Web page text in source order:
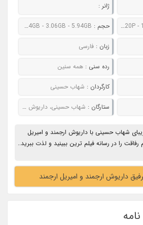
ژانر :
480P - حجم : 521MB - 809MB - 1.24GB - 3.06GB - 5.94GB
زبان : فارسی
رده سنی : همه سنین
کارگردان : شهاب حسینی
ستارگان : شهاب حسینی، داريوش ارجمند و امیریل ارجمند
شهاب حسینی با داريوش ارجمند و امیریل
رفاقت را در رسانه فیلم ترین ببینید و لذت ببرید..
داريوش ارجمند و امیریل ارجمند